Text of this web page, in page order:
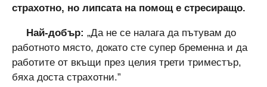
страхотно, но липсата на помощ е стресиращо.
Най-добър: „Да не се налага да пътувам до
работното място, докато сте супер бременна и да
работите от вкъщи през целия трети триместър,
бяха доста страхотни.”